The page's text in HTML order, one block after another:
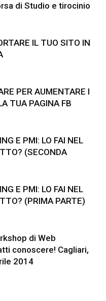
di Studio e tirocinio
IL TUO SITO IN
PER AUMENTARE I
TUA PAGINA FB
E PMI: LO FAI NEL
(SECONDA
E PMI: LO FAI NEL
(PRIMA PARTE)
di Web
conoscere! Cagliari,
2014